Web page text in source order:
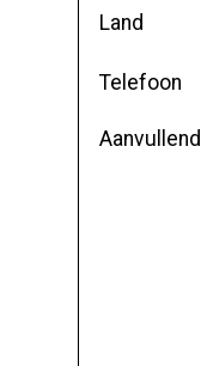
Land
Telefoon